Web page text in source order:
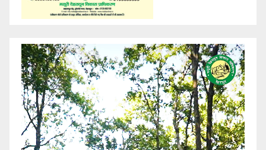
Video
Player